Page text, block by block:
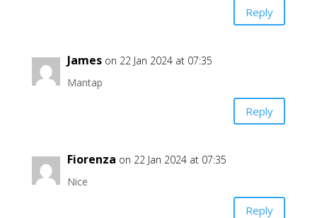
Reply
James on 22 Jan 2024 at 07:35
Mantap
Reply
Fiorenza on 22 Jan 2024 at 07:35
Nice
Reply